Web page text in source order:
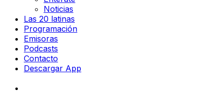
Noticias
Las 20 latinas
Programación
Emisoras
Podcasts
Contacto
Descargar App